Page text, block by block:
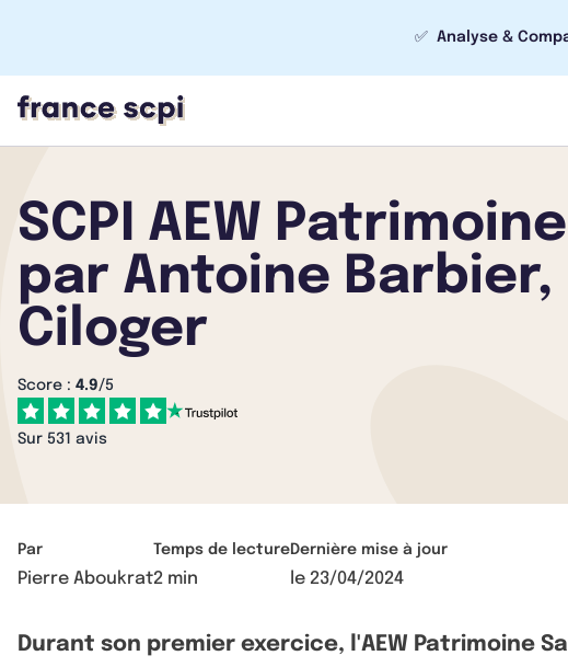
✅ Analyse &
SCPI AEW
par Antoine Barbier,
Ciloger
Score : 4.9/5
Sur 531 avis
Par
Pierre Aboukrat
Temps de lecture
2 min
Dernière mise à jour
le 23/04/2024
Durant son premier exercice, l'AEW Patrimoine